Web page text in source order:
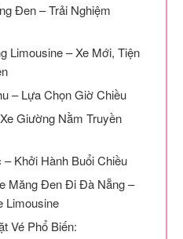
Đen – Trải Nghiệm
Limousine – Xe Mới, Tiện
– Lựa Chọn Giờ Chiều
Giường Nằm Truyền
Khởi Hành Buổi Chiều
Măng Đen Đi Đà Nẵng –
Limousine
Vé Phổ Biến: